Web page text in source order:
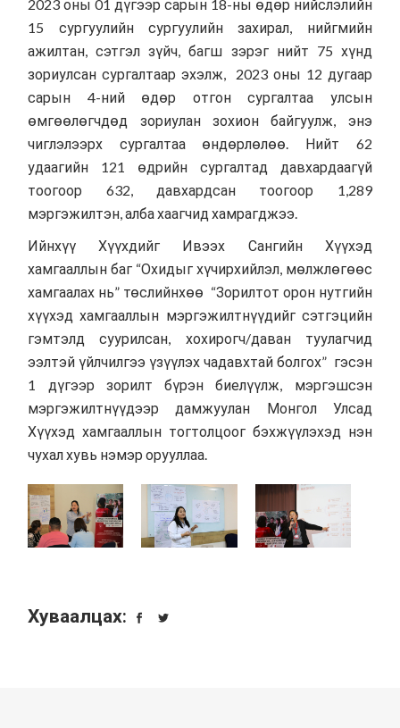
2023 оны 01 дүгээр сарын 18-ны өдөр нийслэлийн
15 сургуулийн сургуулийн захирал, нийгмийн
ажилтан, сэтгэл зүйч, багш зэрэг нийт 75 хүнд
зориулсан сургалтаар эхэлж, 2023 оны 12 дугаар
сарын 4-ний өдөр отгон сургалтаа улсын
өмгөөлөгчдөд зориулан зохион байгуулж, энэ
чиглэлээрх сургалтаа өндөрлөлөө. Нийт 62
удаагийн 121 өдрийн сургалтад давхардаагүй
тоогоор 632, давхардсан тоогоор 1,289
мэргэжилтэн, алба хаагчид хамрагджээ.
Ийнхүү Хүүхдийг Ивээх Сангийн Хүүхэд
хамгааллын баг “Охидыг хүчирхийлэл, мөлжлөгөөс
хамгаалах нь” төслийнхөө “Зорилтот орон нутгийн
хүүхэд хамгааллын мэргэжилтнүүдийг сэтгэцийн
гэмтэлд суурилсан, хохирогч/даван туулагчид
ээлтэй үйлчилгээ үзүүлэх чадавхтай болгох” гэсэн
1 дүгээр зорилт бүрэн биелүүлж, мэргэшсэн
мэргэжилтнүүдээр дамжуулан Монгол Улсад
Хүүхэд хамгааллын тогтолцоог бэхжүүлэхэд нэн
чухал хувь нэмэр орууллаа.
Хуваалцах: